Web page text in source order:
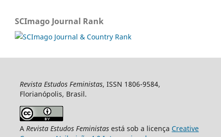
SCImago Journal Rank
Revista Estudos Feministas, ISSN 1806-9584,
Florianópolis, Brasil.
A Revista Estudos Feministasestá sob a licença Creative